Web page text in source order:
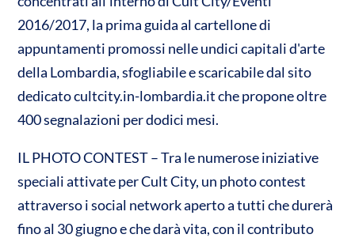
2016/2017, la prima guida al cartellone di
appuntamenti promossi nelle undici capitali d'arte
della Lombardia, sfogliabile e scaricabile dal sito
dedicato cultcity.in-lombardia.it che propone oltre
400 segnalazioni per dodici mesi.
IL PHOTO CONTEST – Tra le numerose iniziative
speciali attivate per Cult City, un photo contest
attraverso i social network aperto a tutti che durerà
fino al 30 giugno e che darà vita, con il contributo